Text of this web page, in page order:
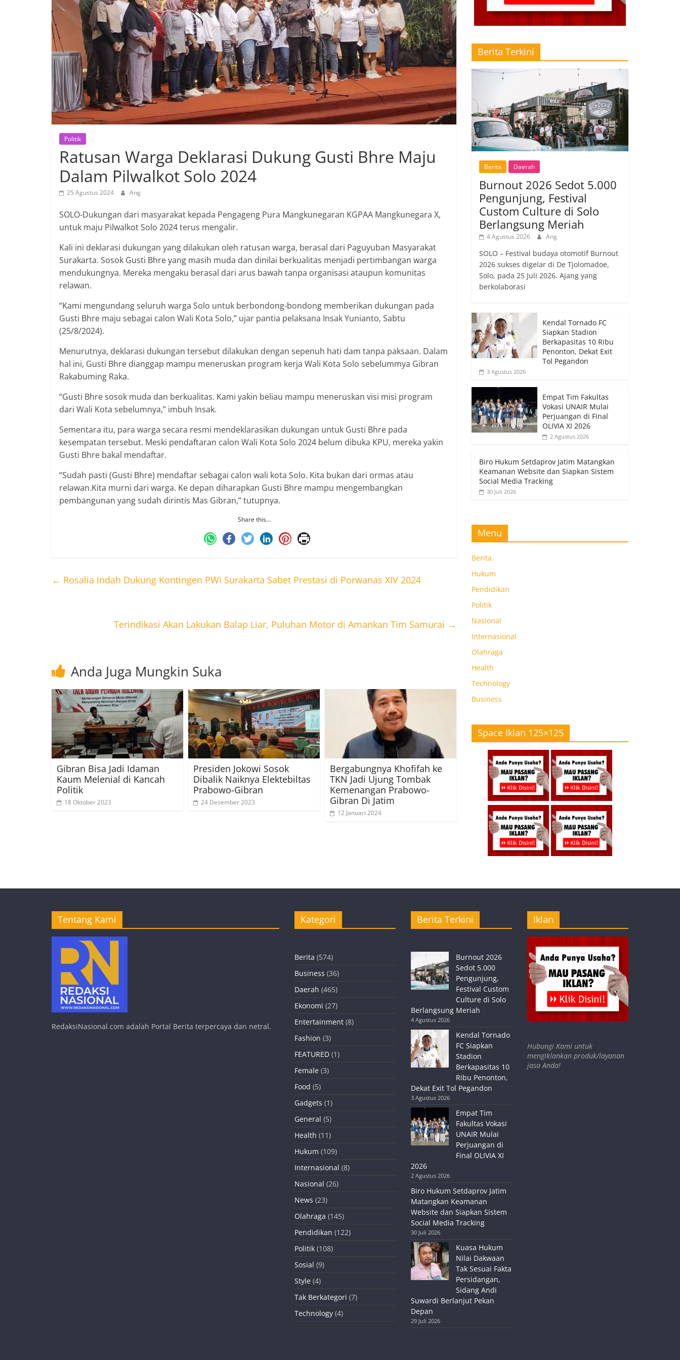
Politik
Ratusan Warga Deklarasi Dukung Gusti Bhre Maju
Dalam Pilwalkot Solo 2024
25 Agustus 2024 Ang
SOLO-Dukungan dari masyarakat kepada Pengageng Pura Mangkunegaran KGPAA Mangkunegara X,
untuk maju Pilwalkot Solo 2024 terus mengalir.
Kali ini deklarasi dukungan yang dilakukan oleh ratusan warga, berasal dari Paguyuban Masyarakat
Surakarta. Sosok Gusti Bhre yang masih muda dan dinilai berkualitas menjadi pertimbangan warga
mendukungnya. Mereka mengaku berasal dari arus bawah tanpa organisasi ataupun komunitas
relawan.
“Kami mengundang seluruh warga Solo untuk berbondong-bondong memberikan dukungan pada
Gusti Bhre maju sebagai calon Wali Kota Solo,” ujar pantia pelaksana Insak Yunianto, Sabtu
(25/8/2024).
Menurutnya, deklarasi dukungan tersebut dilakukan dengan sepenuh hati dam tanpa paksaan. Dalam
hal ini, Gusti Bhre dianggap mampu meneruskan program kerja Wali Kota Solo sebelummya Gibran
Rakabuming Raka.
“Gusti Bhre sosok muda dan berkualitas. Kami yakin beliau mampu meneruskan visi misi program
dari Wali Kota sebelumnya,” imbuh Insak.
Sementara itu, para warga secara resmi mendeklarasikan dukungan untuk Gusti Bhre pada
kesempatan tersebut. Meski pendaftaran calon Wali Kota Solo 2024 belum dibuka KPU, mereka yakin
Gusti Bhre bakal mendaftar.
“Sudah pasti (Gusti Bhre) mendaftar sebagai calon wali kota Solo. Kita bukan dari ormas atau
relawan.Kita murni dari warga. Ke depan diharapkan Gusti Bhre mampu mengembangkan
pembangunan yang sudah dirintis Mas Gibran,” tutupnya.
Share this…
← Rosalia Indah Dukung Kontingen PWI Surakarta Sabet Prestasi di Porwanas XIV 2024
Terindikasi Akan Lakukan Balap Liar, Puluhan Motor di Amankan Tim Samurai →
Anda Juga Mungkin Suka
Gibran Bisa Jadi Idaman
Kaum Melenial di Kancah
Politik
18 Oktober 2023
Presiden Jokowi Sosok
Dibalik Naiknya Elektebiltas
Prabowo-Gibran
24 Desember 2023
Bergabungnya Khofifah ke
TKN Jadi Ujung Tombak
Kemenangan Prabowo-
Gibran Di Jatim
12 Januari 2024
Berita Terkini
Berita Daerah
Burnout 2026 Sedot 5.000
Pengunjung, Festival
Custom Culture di Solo
Berlangsung Meriah
4 Agustus 2026 Ang
SOLO – Festival budaya otomotif Burnout
2026 sukses digelar di De Tjolomadoe,
Solo, pada 25 Juli 2026. Ajang yang
berkolaborasi
Kendal Tornado FC
Siapkan Stadion
Berkapasitas 10 Ribu
Penonton, Dekat Exit
Tol Pegandon
3 Agustus 2026
Empat Tim Fakultas
Vokasi UNAIR Mulai
Perjuangan di Final
OLIVIA XI 2026
2 Agustus 2026
Biro Hukum Setdaprov Jatim Matangkan
Keamanan Website dan Siapkan Sistem
Social Media Tracking
30 Juli 2026
Menu
Berita
Hukum
Pendidikan
Politik
Nasional
Internasional
Olahraga
Health
Technology
Business
Space Iklan 125×125
Tentang Kami
RedaksiNasional.com adalah Portal Berita terpercaya dan netral.
Kategori
Berita (574)
Business (36)
Daerah (465)
Ekonomi (27)
Entertainment (8)
Fashion (3)
FEATURED (1)
Female (3)
Food (5)
Gadgets (1)
General (5)
Health (11)
Hukum (109)
Internasional (8)
Nasional (26)
News (23)
Olahraga (145)
Pendidikan (122)
Politik (108)
Sosial (9)
Style (4)
Tak Berkategori (7)
Technology (4)
Berita Terkini
Burnout 2026
Sedot 5.000
Pengunjung,
Festival Custom
Culture di Solo
Berlangsung Meriah
4 Agustus 2026
Kendal Tornado
FC Siapkan
Stadion
Berkapasitas 10
Ribu Penonton,
Dekat Exit Tol Pegandon
3 Agustus 2026
Empat Tim
Fakultas Vokasi
UNAIR Mulai
Perjuangan di
Final OLIVIA XI
2026
2 Agustus 2026
Biro Hukum Setdaprov Jatim
Matangkan Keamanan
Website dan Siapkan Sistem
Social Media Tracking
30 Juli 2026
Kuasa Hukum
Nilai Dakwaan
Tak Sesuai Fakta
Persidangan,
Sidang Andi
Suwardi Berlanjut Pekan
Depan
29 Juli 2026
Iklan
Hubungi Kami untuk
mengiklankan produk/layanan
jasa Anda!